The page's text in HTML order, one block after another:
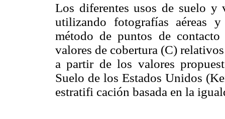
Los diferentes usos de suelo y
utilizando fotografías aéreas
método de puntos de
valores de cobertura (C)
a partir de los valores
Suelo de los Estados Unidos
estratifi cación basada en la